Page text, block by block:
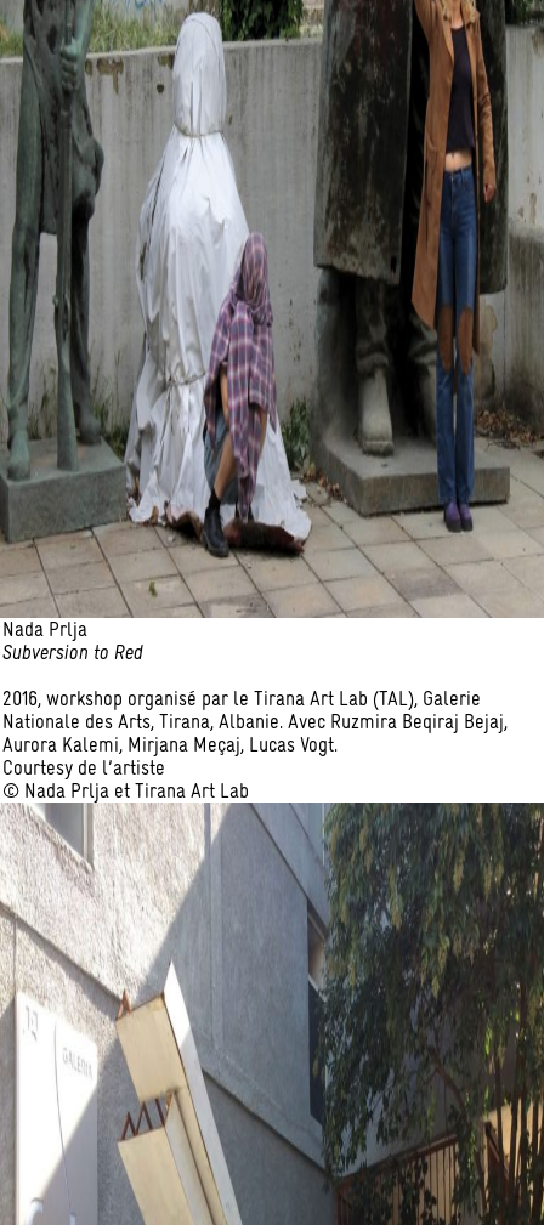
Nada Prlja
Subversion to Red
2016, workshop organisé par le Tirana Art Lab (TAL), Galerie
Nationale des Arts, Tirana, Albanie. Avec Ruzmira Beqiraj Bejaj,
Aurora Kalemi, Mirjana Meçaj, Lucas Vogt.
Courtesy de l’artiste
© Nada Prlja et Tirana Art Lab